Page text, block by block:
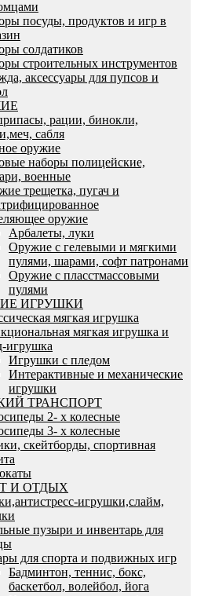
посуды, продуктов и игр в
солдатиков
строительных инструментов
аксессуары для пупсов и
рации, бинокли,
сабля
оружие
наборы полицейские,
военные
трещетка, пугач и
оружие
Арбалеты, луки
Оружие с гелевыми и мягкими
пулями, шарами, софт патронами
Оружие с пласстмассовыми
пулями
ИГРУШКИ
мягкая игрушка
мягкая игрушка и
игрушка
Игрушки с пледом
Интерактивные и механические
игрушки
ТРАНСПОРТ
2- х колесные
3- х колесные
скейтборды, спортивная
И ОТДЫХ
игрушки,слайм,
пузыри и инвентарь для
для спорта и подвижных игр
Бадминтон, теннис, бокс,
баскетбол, волейбол, йога